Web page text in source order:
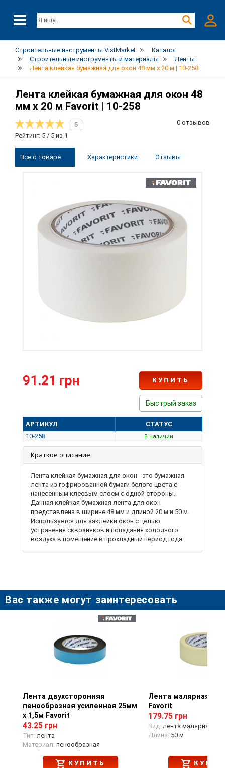
Строительные инструменты VistMarket
Каталог
Строительные инструменты и материалы
Ленты
Лента клейкая бумажная для окон 48 мм х 20 м | 10-258
Лента клейкая бумажная для окон 48
мм х 20 м Favorit | 10-258
5
Рейтинг: 5 / 5 из 1
0 отзывов
Всё о товаре Характеристики Отзывы
91.21 грн
Быстрый заказ
КУПИТЬ
АРТИКУЛ
СТАТУС
10-258
В наличии
Краткое описание
Лента клейкая бумажная для окон - это бумажная
лента из гофрированной бумаги белого цвета с
нанесенным клеевым слоем с одной стороны.
Данная клейкая бумажная лента для окон
представлена ​​в ширине 48 мм и длиной 20 м и 50 м.
Используется для заклейки окон с целью
устранения сквозняков и попадания холодного
воздуха в помещение в прохладный период года.
Вас также могут заинтересовать
Просмотр товара
Лента двухсторонняя
пенообразная усиленная 25мм
х 1,5м Favorit
43.25 грн
Тип: лента
Материал: пенообразная
КУПИТЬ
Просмотр
Лента малярная
Favorit
179.75 грн
Вид: лента малярная
Длина: 50 м